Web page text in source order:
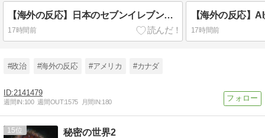
【海外の反応】日本のセブンイレブンは最高！米企業が真似できない理由に海外から称賛の声
17時間前 17時間前
#政治 #海外の反応 #アメリカ #カナダ
2141479
週間IN:100 週間OUT:1575 月間IN:180
15 秘密の世界2